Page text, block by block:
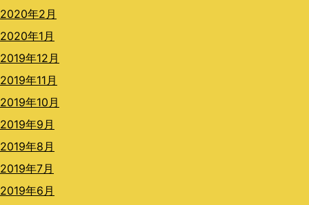
2020年2月
2020年1月
2019年12月
2019年11月
2019年10月
2019年9月
2019年8月
2019年7月
2019年6月